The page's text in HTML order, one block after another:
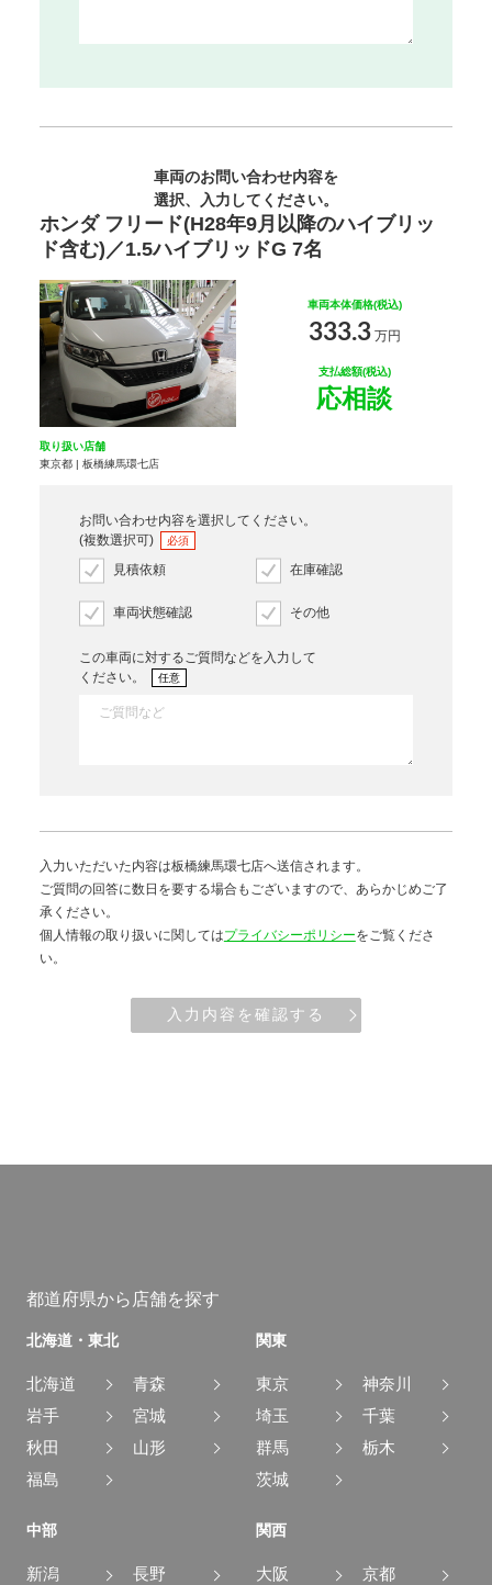
車両のお問い合わせ内容を
選択、入力してください。
ホンダ フリード(H28年9月以降のハイブリッ
ド含む)／1.5ハイブリッドG 7名
車両本体価格(税込)
333.3万円
支払総額(税込)
応相談
取り扱い店舗
東京都 | 板橋練馬環七店
お問い合わせ内容を選択してください。
(複数選択可)
必須
見積依頼 在庫確認
車両状態確認 その他
この車両に対するご質問などを入力して
ください。
任意
入力いただいた内容は板橋練馬環七店へ送信されます。
ご質問の回答に数日を要する場合もございますので、あらかじめご了
承ください。
個人情報の取り扱いに関してはプライバシーポリシーをご覧くださ
い。
入力内容を確認する
都道府県から店舗を探す
北海道・東北
北海道
青森
岩手
宮城
秋田
山形
福島
関東
東京
神奈川
埼玉
千葉
群馬
栃木
茨城
中部
新潟
長野
関西
大阪
京都